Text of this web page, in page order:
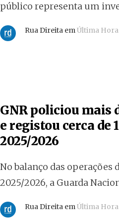
público representa um
Rua Direita emÚltima Hora
GNR policiou mais
e registou cerca de
2025/2026
No balanço das
2025/2026, a Guarda
Rua Direita emÚltima Hora